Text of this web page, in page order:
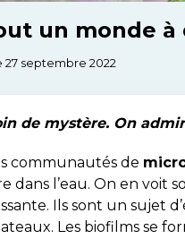
un monde à
27 septembre 2022
de mystère. On
communautés de
dans l’eau. On en voit
Ils sont un sujet
Les biofilms se